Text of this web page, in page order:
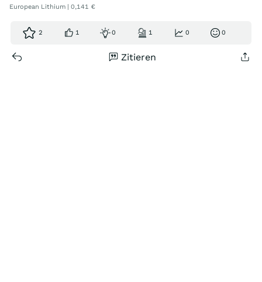
European Lithium | 0,141 €
2 1 0 1 0 0
Zitieren